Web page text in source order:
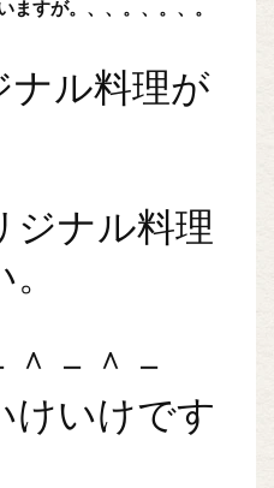
ますが。、、。、。、。
ナル料理が
ジナル料理
＾－＾－
けいけです